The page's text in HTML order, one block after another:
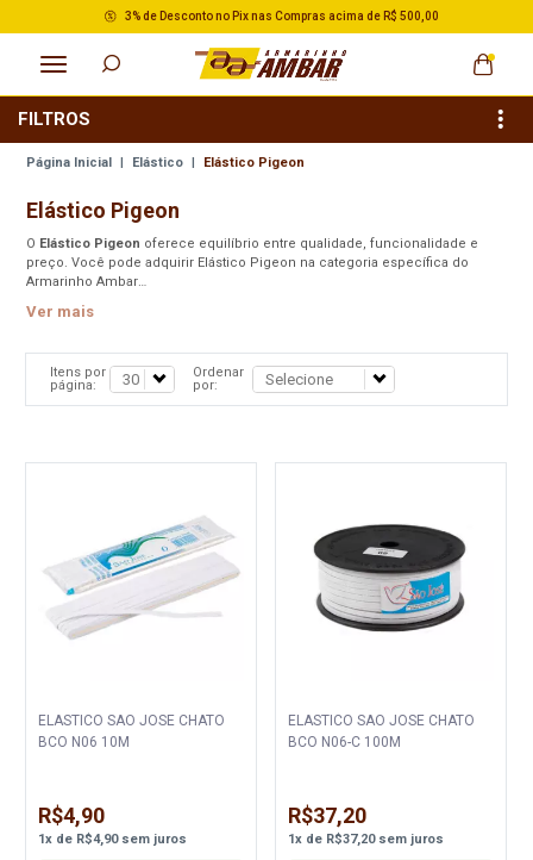
3% de Desconto no Pix nas Compras acima de R$ 500,00
Página Inicial | Elástico | Elástico Pigeon
FILTROS
Elástico Pigeon
O Elástico Pigeon oferece equilíbrio entre qualidade, funcionalidade e
preço. Você pode adquirir Elástico Pigeon na categoria específica do
Armarinho Ambar
Ver mais
Itens por
página:
Ordenar
por:
ELASTICO SAO JOSE CHATO
BCO N06 10M
R$4,90
1x de R$4,90sem juros
ELASTICO SAO JOSE CHATO
BCO N06-C 100M
R$37,20
1xde R$37,20sem juros